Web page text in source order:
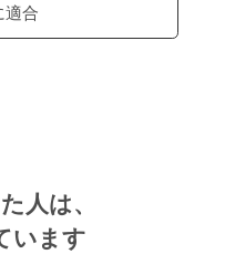
適合
人は、
います